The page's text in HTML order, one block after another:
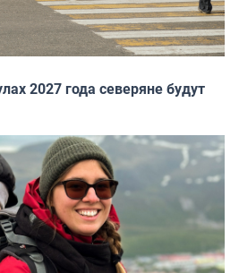
2027 года северяне будут